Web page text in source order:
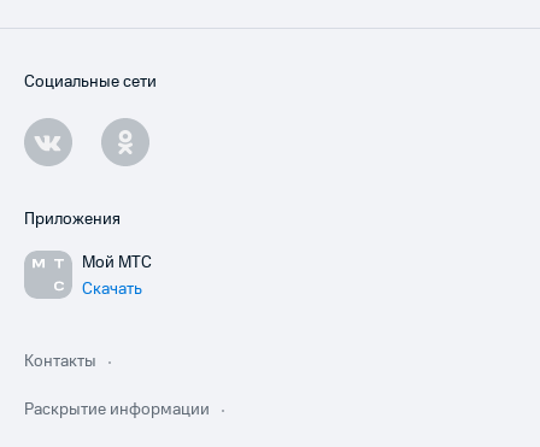
Социальные сети
Приложения
Мой МТС
Скачать
Контакты
Раскрытие информации